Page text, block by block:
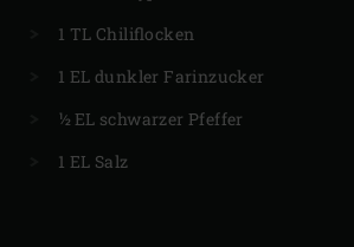
1 TL Chiliflocken
1 EL dunkler Farinzucker
½ EL schwarzer Pfeffer
1 EL Salz